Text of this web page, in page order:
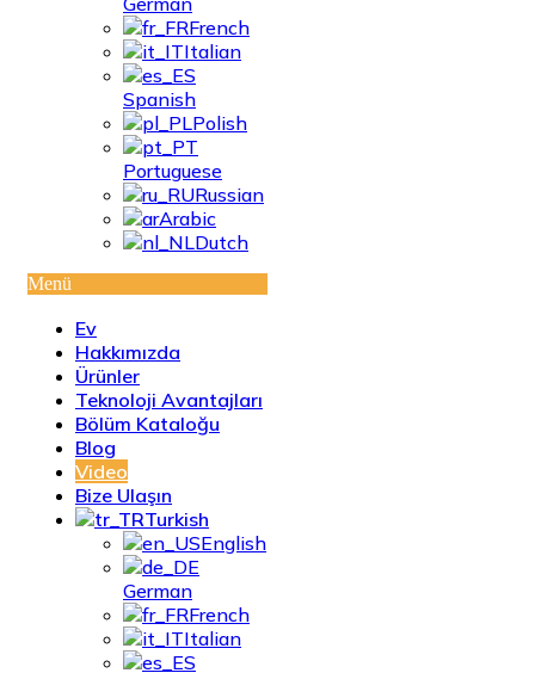
French
Italian
Spanish
Polish
Portuguese
Russian
Arabic
Dutch
Menü
Ev
Hakkımızda
Ürünler
Teknoloji Avantajları
Bölüm Kataloğu
Blog
Video
Bize Ulaşın
Turkish
English
German
French
Italian